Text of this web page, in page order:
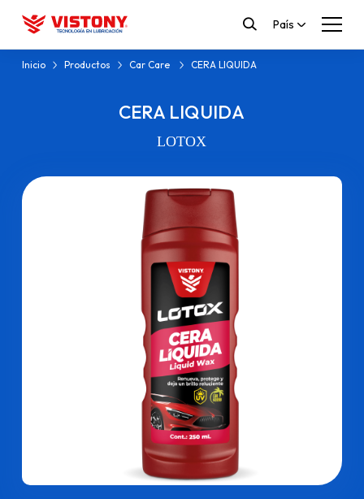
País
Inicio Productos Car Care CERA LIQUIDA
CERA LIQUIDA
LOTOX